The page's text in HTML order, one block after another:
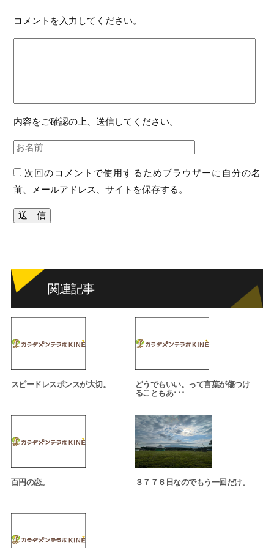
コメントを入力してください。
内容をご確認の上、送信してください。
次回のコメントで使用するためブラウザーに自分の名
前、メールアドレス、サイトを保存する。
関連記事
スピードレスポンスが大切。
どうでもいい。って言葉が傷つけ
ることもあ･･･
百円の恋。 ３７７６日なのでもう一回だけ。